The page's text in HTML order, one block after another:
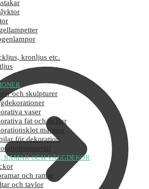
kronljus etc.
och skulpturer
vaser
fat och skålar
marmor
för dekoration
RAMAR OCH VÄGGDEKOR
och ramar
och tavlor